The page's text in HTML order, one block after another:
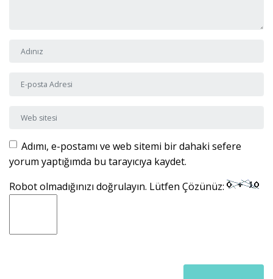
Adı ve Soyadı
E-posta Adresi
Web sitesi
Adımı, e-postamı ve web sitemi bir dahaki sefere
yorum yaptığımda bu tarayıcıya kaydet.
Robot olmadığınızı doğrulayın. Lütfen Çözünüz: